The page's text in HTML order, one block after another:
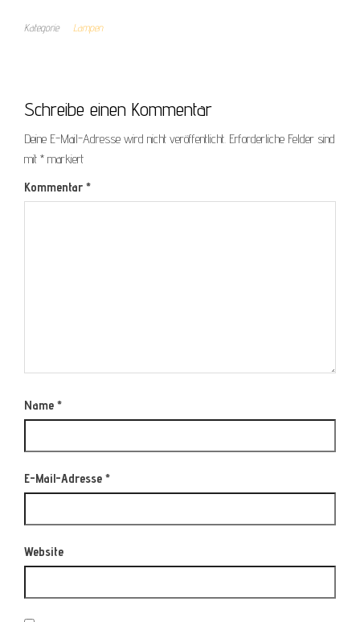
Kategorie Lampen
Schreibe einen Kommentar
Deine E-Mail-Adresse wird nicht veröffentlicht. Erforderliche Felder sind
mit * markiert
Kommentar *
Name *
E-Mail-Adresse *
Website